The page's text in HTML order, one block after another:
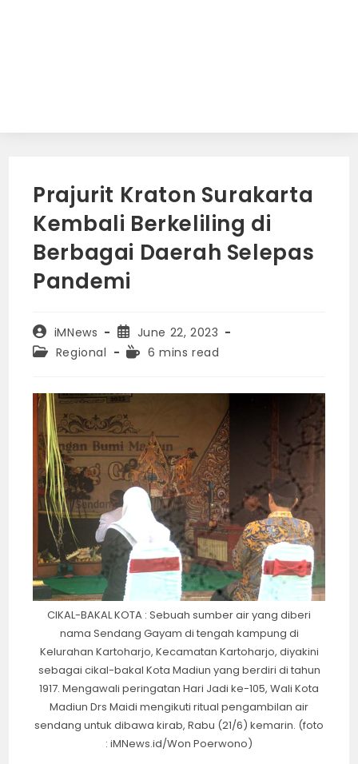
Prajurit Kraton Surakarta
Kembali Berkeliling di
Berbagai Daerah Selepas
Pandemi
Post
author:
iMNews
Post
published:
June 22, 2023
PostRegional
Reading
6 mins read
CIKAL-BAKAL KOTA : Sebuah sumber air yang diberi
nama Sendang Gayam di tengah kampung di
Kelurahan Kartoharjo, Kecamatan Kartoharjo, diyakini
sebagai cikal-bakal Kota Madiun yang berdiri di tahun
1917. Mengawali peringatan Hari Jadi ke-105, Wali Kota
Madiun Drs Maidi mengikuti ritual pengambilan air
sendang untuk dibawa kirab, Rabu (21/6) kemarin. (foto
: iMNews.id/Won Poerwono)